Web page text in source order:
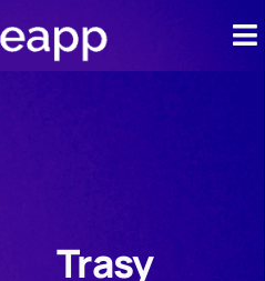
Cennik
Trasy